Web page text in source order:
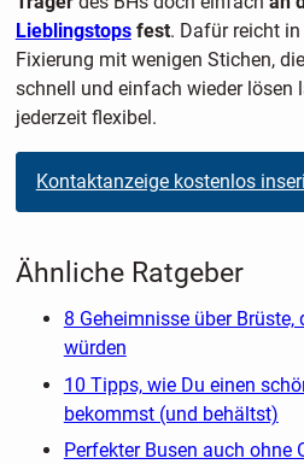
Lieblingstopsfest. Dafür reicht in
Fixierung mit wenigen Stichen,
schnell und einfach wieder lösen
jederzeit flexibel.
Kontaktanzeige kostenlos
Ähnliche Ratgeber
8 Geheimnisse über Brüste,
würden
10 Tipps, wie Du einen
bekommst (und behältst)
Perfekter Busen auch ohne